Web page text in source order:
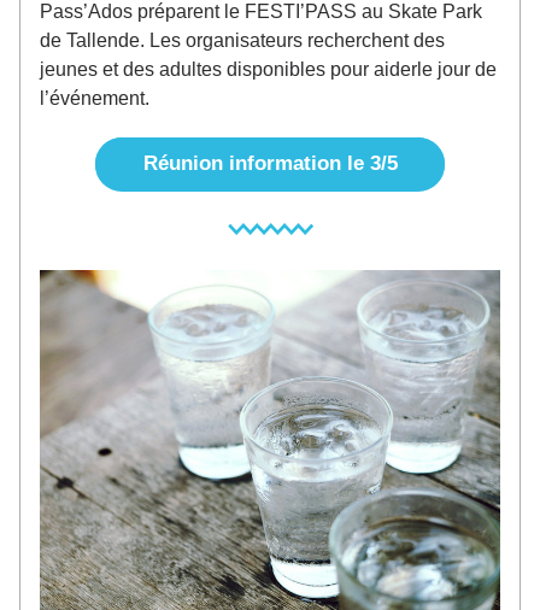
Pass’Ados préparent le FESTI’PASS au Skate Park
de Tallende. Les organisateurs recherchent des
jeunes et des adultes disponibles pour aiderle jour de
l’événement.
Réunion information le 3/5